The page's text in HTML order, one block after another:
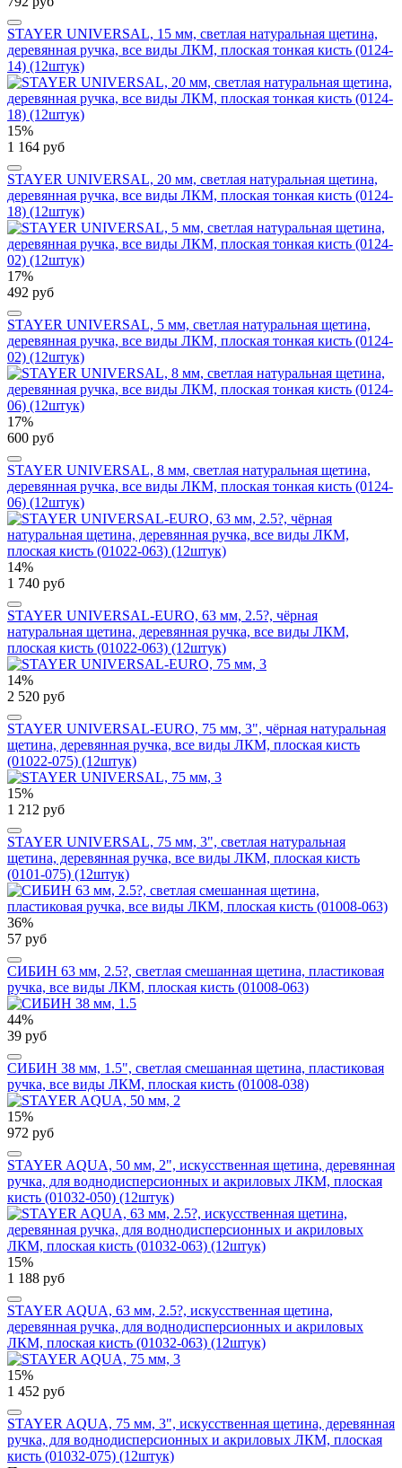
STAYER UNIVERSAL, 15 мм, светлая натуральная щетина,
деревянная ручка, все виды ЛКМ, плоская тонкая кисть (0124-
14) (12штук)
15%
1 164 руб
STAYER UNIVERSAL, 20 мм, светлая натуральная щетина,
деревянная ручка, все виды ЛКМ, плоская тонкая кисть (0124-
18) (12штук)
17%
492 руб
STAYER UNIVERSAL, 5 мм, светлая натуральная щетина,
деревянная ручка, все виды ЛКМ, плоская тонкая кисть (0124-
02) (12штук)
17%
600 руб
STAYER UNIVERSAL, 8 мм, светлая натуральная щетина,
деревянная ручка, все виды ЛКМ, плоская тонкая кисть (0124-
06) (12штук)
14%
1 740 руб
STAYER UNIVERSAL-EURO, 63 мм, 2.5?, чёрная
натуральная щетина, деревянная ручка, все виды ЛКМ,
плоская кисть (01022-063) (12штук)
14%
2 520 руб
STAYER UNIVERSAL-EURO, 75 мм, 3", чёрная натуральная
щетина, деревянная ручка, все виды ЛКМ, плоская кисть
(01022-075) (12штук)
15%
1 212 руб
STAYER UNIVERSAL, 75 мм, 3", светлая натуральная
щетина, деревянная ручка, все виды ЛКМ, плоская кисть
(0101-075) (12штук)
36%
57 руб
СИБИН 63 мм, 2.5?, светлая смешанная щетина, пластиковая
ручка, все виды ЛКМ, плоская кисть (01008-063)
44%
39 руб
СИБИН 38 мм, 1.5", светлая смешанная щетина, пластиковая
ручка, все виды ЛКМ, плоская кисть (01008-038)
15%
972 руб
STAYER AQUA, 50 мм, 2", искусственная щетина, деревянная
ручка, для воднодисперсионных и акриловых ЛКМ, плоская
кисть (01032-050) (12штук)
15%
1 188 руб
STAYER AQUA, 63 мм, 2.5?, искусственная щетина,
деревянная ручка, для воднодисперсионных и акриловых
ЛКМ, плоская кисть (01032-063) (12штук)
15%
1 452 руб
STAYER AQUA, 75 мм, 3", искусственная щетина, деревянная
ручка, для воднодисперсионных и акриловых ЛКМ, плоская
кисть (01032-075) (12штук)